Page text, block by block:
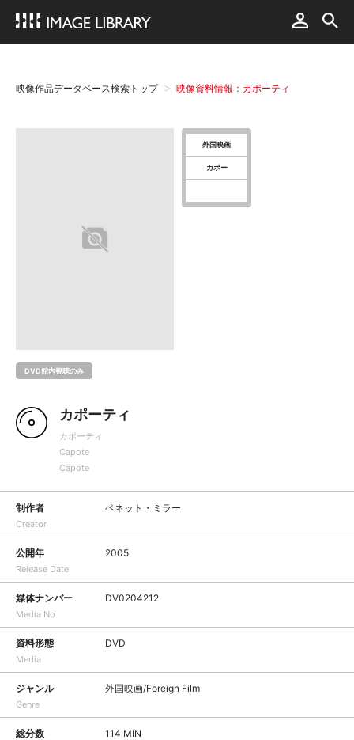
映像作品データベース検索トップ 映像資料情報：カポーティ
DVD館内視聴のみ
外国映画
カポー
カポーティ
カポーティ
Capote
Capote
制作者
Creator
ベネット・ミラー
公開年
Release Date
2005
媒体ナンバー
Media No
DV0204212
資料形態
Media
DVD
ジャンル
Genre
外国映画/Foreign Film
総分数 114 MIN